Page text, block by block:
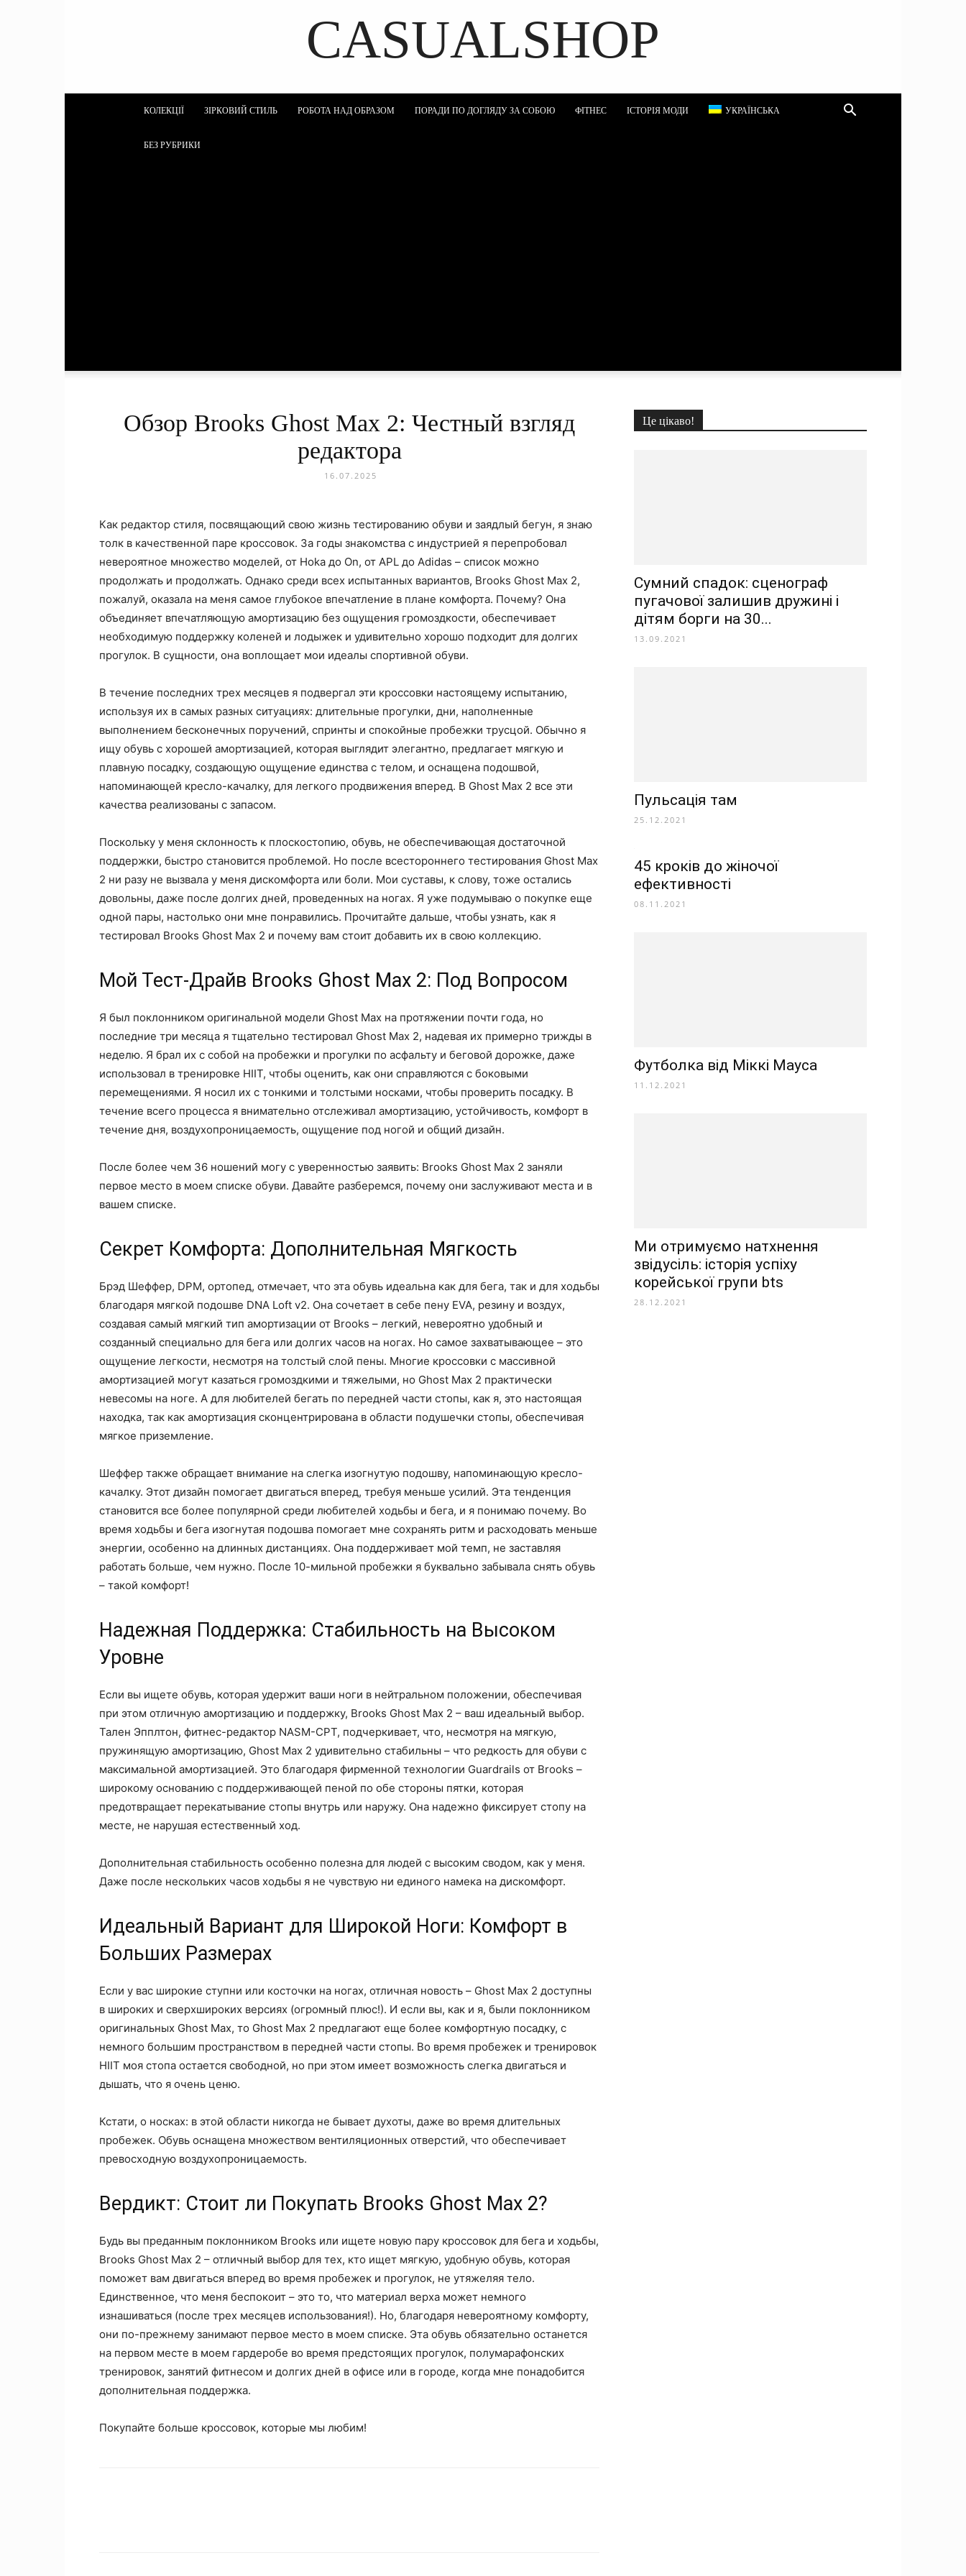
CASUALSHOP
КОЛЕКЦІЇ ЗІРКОВИЙ СТИЛЬ РОБОТА НАД ОБРАЗОМ ПОРАДИ ПО ДОГЛЯДУ ЗА СОБОЮ ФІТНЕС ІСТОРІЯ МОДИ УКРАЇНСЬКА
БЕЗ РУБРИКИ
Обзор Brooks Ghost Max 2: Честный взгляд
редактора
16.07.2025
Как редактор стиля, посвящающий свою жизнь тестированию обуви и заядлый бегун, я знаю
толк в качественной паре кроссовок. За годы знакомства с индустрией я перепробовал
невероятное множество моделей, от Hoka до On, от APL до Adidas – список можно
продолжать и продолжать. Однако среди всех испытанных вариантов, Brooks Ghost Max 2,
пожалуй, оказала на меня самое глубокое впечатление в плане комфорта. Почему? Она
объединяет впечатляющую амортизацию без ощущения громоздкости, обеспечивает
необходимую поддержку коленей и лодыжек и удивительно хорошо подходит для долгих
прогулок. В сущности, она воплощает мои идеалы спортивной обуви.
В течение последних трех месяцев я подвергал эти кроссовки настоящему испытанию,
используя их в самых разных ситуациях: длительные прогулки, дни, наполненные
выполнением бесконечных поручений, спринты и спокойные пробежки трусцой. Обычно я
ищу обувь с хорошей амортизацией, которая выглядит элегантно, предлагает мягкую и
плавную посадку, создающую ощущение единства с телом, и оснащена подошвой,
напоминающей кресло-качалку, для легкого продвижения вперед. В Ghost Max 2 все эти
качества реализованы с запасом.
Поскольку у меня склонность к плоскостопию, обувь, не обеспечивающая достаточной
поддержки, быстро становится проблемой. Но после всестороннего тестирования Ghost Max
2 ни разу не вызвала у меня дискомфорта или боли. Мои суставы, к слову, тоже остались
довольны, даже после долгих дней, проведенных на ногах. Я уже подумываю о покупке еще
одной пары, настолько они мне понравились. Прочитайте дальше, чтобы узнать, как я
тестировал Brooks Ghost Max 2 и почему вам стоит добавить их в свою коллекцию.
Мой Тест-Драйв Brooks Ghost Max 2: Под Вопросом
Я был поклонником оригинальной модели Ghost Max на протяжении почти года, но
последние три месяца я тщательно тестировал Ghost Max 2, надевая их примерно трижды в
неделю. Я брал их с собой на пробежки и прогулки по асфальту и беговой дорожке, даже
использовал в тренировке HIIT, чтобы оценить, как они справляются с боковыми
перемещениями. Я носил их с тонкими и толстыми носками, чтобы проверить посадку. В
течение всего процесса я внимательно отслеживал амортизацию, устойчивость, комфорт в
течение дня, воздухопроницаемость, ощущение под ногой и общий дизайн.
После более чем 36 ношений могу с уверенностью заявить: Brooks Ghost Max 2 заняли
первое место в моем списке обуви. Давайте разберемся, почему они заслуживают места и в
вашем списке.
Секрет Комфорта: Дополнительная Мягкость
Брэд Шеффер, DPM, ортопед, отмечает, что эта обувь идеальна как для бега, так и для ходьбы
благодаря мягкой подошве DNA Loft v2. Она сочетает в себе пену EVA, резину и воздух,
создавая самый мягкий тип амортизации от Brooks – легкий, невероятно удобный и
созданный специально для бега или долгих часов на ногах. Но самое захватывающее – это
ощущение легкости, несмотря на толстый слой пены. Многие кроссовки с массивной
амортизацией могут казаться громоздкими и тяжелыми, но Ghost Max 2 практически
невесомы на ноге. А для любителей бегать по передней части стопы, как я, это настоящая
находка, так как амортизация сконцентрирована в области подушечки стопы, обеспечивая
мягкое приземление.
Шеффер также обращает внимание на слегка изогнутую подошву, напоминающую кресло-
качалку. Этот дизайн помогает двигаться вперед, требуя меньше усилий. Эта тенденция
становится все более популярной среди любителей ходьбы и бега, и я понимаю почему. Во
время ходьбы и бега изогнутая подошва помогает мне сохранять ритм и расходовать меньше
энергии, особенно на длинных дистанциях. Она поддерживает мой темп, не заставляя
работать больше, чем нужно. После 10-мильной пробежки я буквально забывала снять обувь
– такой комфорт!
Надежная Поддержка: Стабильность на Высоком
Уровне
Если вы ищете обувь, которая удержит ваши ноги в нейтральном положении, обеспечивая
при этом отличную амортизацию и поддержку, Brooks Ghost Max 2 – ваш идеальный выбор.
Тален Эпплтон, фитнес-редактор NASM-CPT, подчеркивает, что, несмотря на мягкую,
пружинящую амортизацию, Ghost Max 2 удивительно стабильны – что редкость для обуви с
максимальной амортизацией. Это благодаря фирменной технологии Guardrails от Brooks –
широкому основанию с поддерживающей пеной по обе стороны пятки, которая
предотвращает перекатывание стопы внутрь или наружу. Она надежно фиксирует стопу на
месте, не нарушая естественный ход.
Дополнительная стабильность особенно полезна для людей с высоким сводом, как у меня.
Даже после нескольких часов ходьбы я не чувствую ни единого намека на дискомфорт.
Идеальный Вариант для Широкой Ноги: Комфорт в
Больших Размерах
Если у вас широкие ступни или косточки на ногах, отличная новость – Ghost Max 2 доступны
в широких и сверхшироких версиях (огромный плюс!). И если вы, как и я, были поклонником
оригинальных Ghost Max, то Ghost Max 2 предлагают еще более комфортную посадку, с
немного большим пространством в передней части стопы. Во время пробежек и тренировок
HIIT моя стопа остается свободной, но при этом имеет возможность слегка двигаться и
дышать, что я очень ценю.
Кстати, о носках: в этой области никогда не бывает духоты, даже во время длительных
пробежек. Обувь оснащена множеством вентиляционных отверстий, что обеспечивает
превосходную воздухопроницаемость.
Вердикт: Стоит ли Покупать Brooks Ghost Max 2?
Будь вы преданным поклонником Brooks или ищете новую пару кроссовок для бега и ходьбы,
Brooks Ghost Max 2 – отличный выбор для тех, кто ищет мягкую, удобную обувь, которая
поможет вам двигаться вперед во время пробежек и прогулок, не утяжеляя тело.
Единственное, что меня беспокоит – это то, что материал верха может немного
изнашиваться (после трех месяцев использования!). Но, благодаря невероятному комфорту,
они по-прежнему занимают первое место в моем списке. Эта обувь обязательно останется
на первом месте в моем гардеробе во время предстоящих прогулок, полумарафонских
тренировок, занятий фитнесом и долгих дней в офисе или в городе, когда мне понадобится
дополнительная поддержка.
Покупайте больше кроссовок, которые мы любим!
Це цікаво!
Сумний спадок: сценограф
пугачової залишив дружині і
дітям борги на 30...
13.09.2021
Пульсація там
25.12.2021
45 кроків до жіночої
ефективності
08.11.2021
Футболка від Міккі Мауса
11.12.2021
Ми отримуємо натхнення
звідусіль: історія успіху
корейської групи bts
28.12.2021